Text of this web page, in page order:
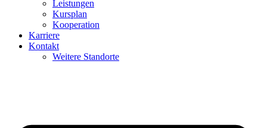
Leistungen
Kursplan
Kooperation
Karriere
Kontakt
Weitere Standorte